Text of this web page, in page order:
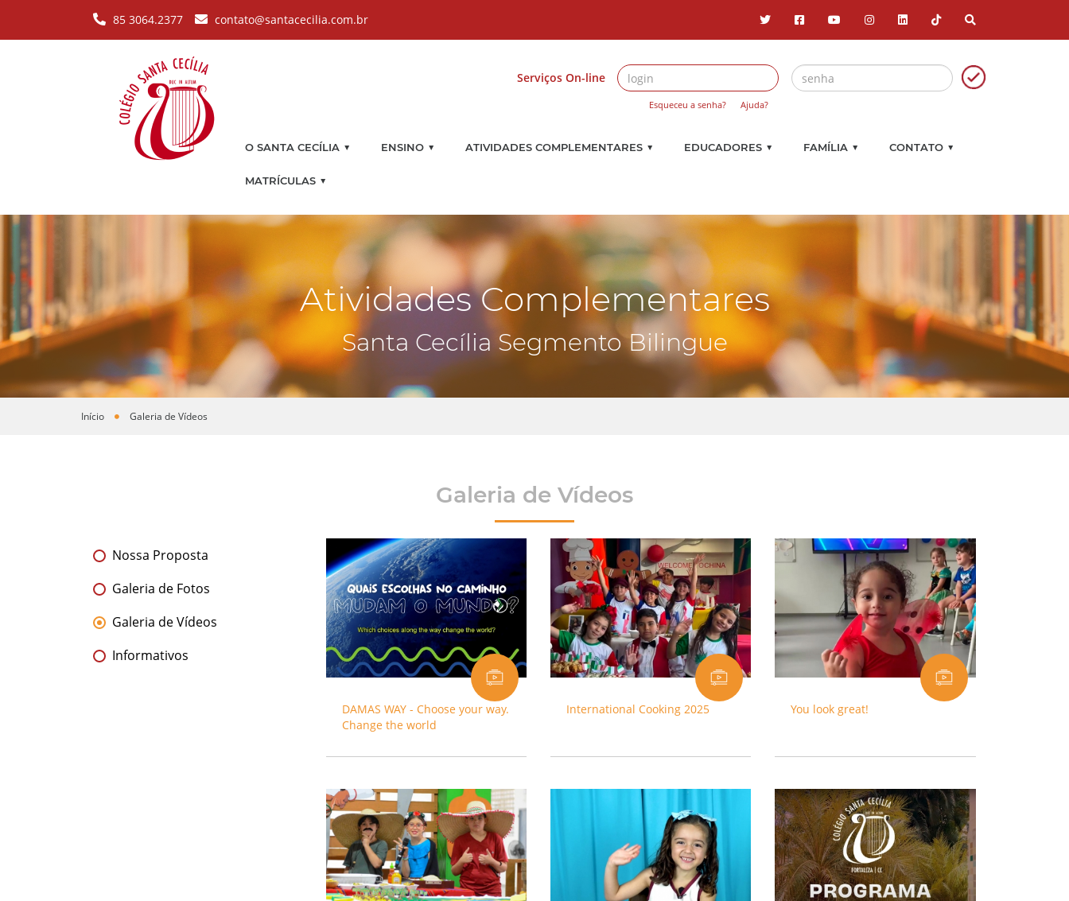
85 3064.2377 contato@santacecilia.com.br
Serviços On-line
Esqueceu a senha? Ajuda?
O SANTA CECÍLIA ▼ ENSINO ▼ ATIVIDADES COMPLEMENTARES ▼ EDUCADORES ▼ FAMÍLIA ▼ CONTATO ▼
MATRÍCULAS ▼
Atividades Complementares
Santa Cecília Segmento Bilingue
Você está aqui
Início Galeria de Vídeos
Galeria de Vídeos
Nossa Proposta
Galeria de Fotos
Galeria de Vídeos
Informativos
DAMAS WAY - Choose your way.
Change the world
International Cooking 2025 You look great!